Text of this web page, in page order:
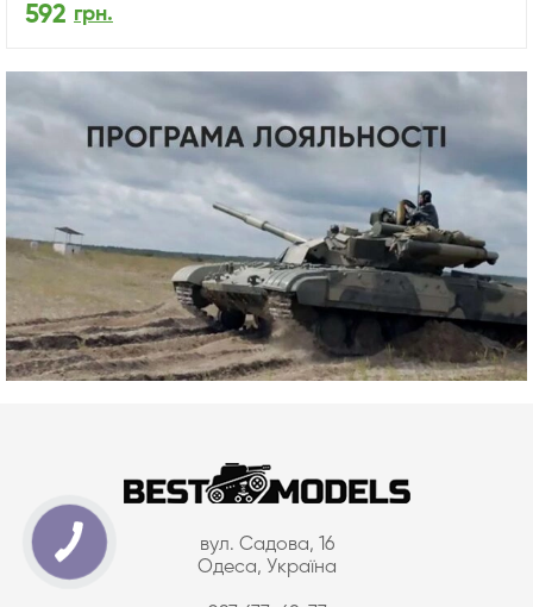
592 грн.
вул. Садова, 16
Одеса, Україна